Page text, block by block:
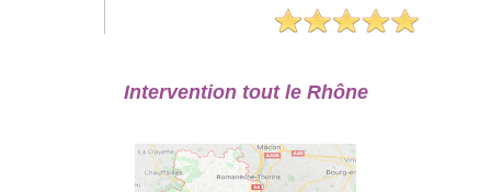
Intervention tout le Rhône